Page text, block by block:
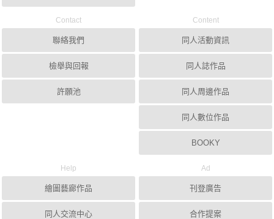
Contact
聯絡我們
檢舉與回報
許願池
Content
同人活動資訊
同人誌作品
同人周邊作品
同人數位作品
BOOKY
Help
繪圖藝廊作品
同人交流中心
Ad
刊登廣告
合作提案